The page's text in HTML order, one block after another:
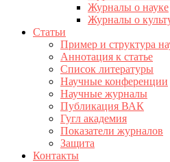
Журналы о науке
Журналы о
Статьи
Пример и структура
Аннотация к статье
Список литературы
Научные конференции
Научные журналы
Публикация ВАК
Гугл академия
Показатели журналов
Защита
Контакты